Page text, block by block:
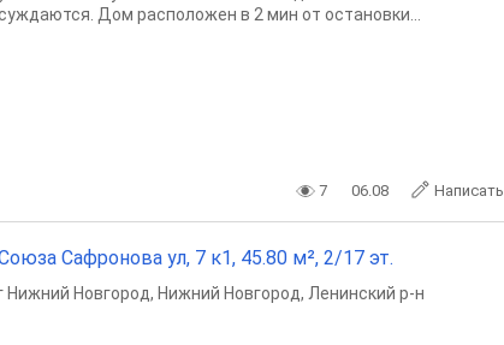
Дом расположен в 2 мин от остановки...
7 06.08 Написать
Сафронова ул, 7 к1, 45.80 м², 2/17 эт.
Нижний Новгород, Нижний Новгород, Ленинский р-н